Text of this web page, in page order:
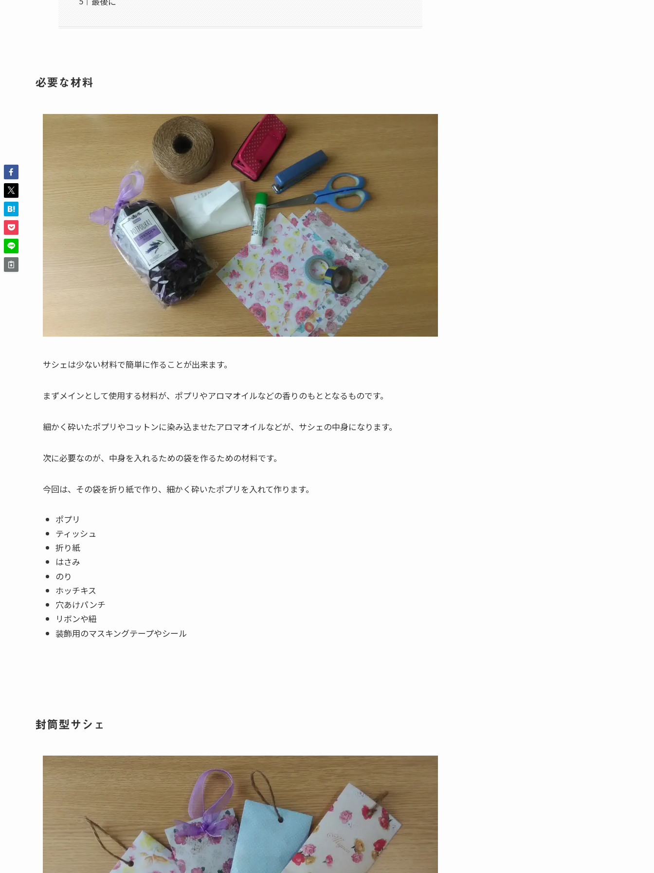
必要な材料
サシェは少ない材料で簡単に作ることが出来ます。
まずメインとして使用する材料が、ポプリやアロマオイルなどの香りのもととなるものです。
細かく砕いたポプリやコットンに染み込ませたアロマオイルなどが、サシェの中身になります。
次に必要なのが、中身を入れるための袋を作るための材料です。
今回は、その袋を折り紙で作り、細かく砕いたポプリを入れて作ります。
ポプリ
ティッシュ
折り紙
はさみ
のり
ホッチキス
穴あけパンチ
リボンや紐
装飾用のマスキングテープやシール
封筒型サシェ